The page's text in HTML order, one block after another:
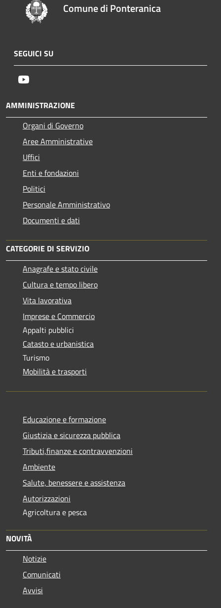
Comune di Ponteranica
SEGUICI SU
AMMINISTRAZIONE
Organi di Governo
Aree Amministrative
Uffici
Enti e fondazioni
Politici
Personale Amministrativo
Documenti e dati
CATEGORIE DI SERVIZIO
Anagrafe e stato civile
Cultura e tempo libero
Vita lavorativa
Imprese e Commercio
Appalti pubblici
Catasto e urbanistica
Turismo
Mobilità e trasporti
Educazione e formazione
Giustizia e sicurezza pubblica
Tributi,finanze e contravvenzioni
Ambiente
Salute, benessere e assistenza
Autorizzazioni
Agricoltura e pesca
NOVITÀ
Notizie
Comunicati
Avvisi